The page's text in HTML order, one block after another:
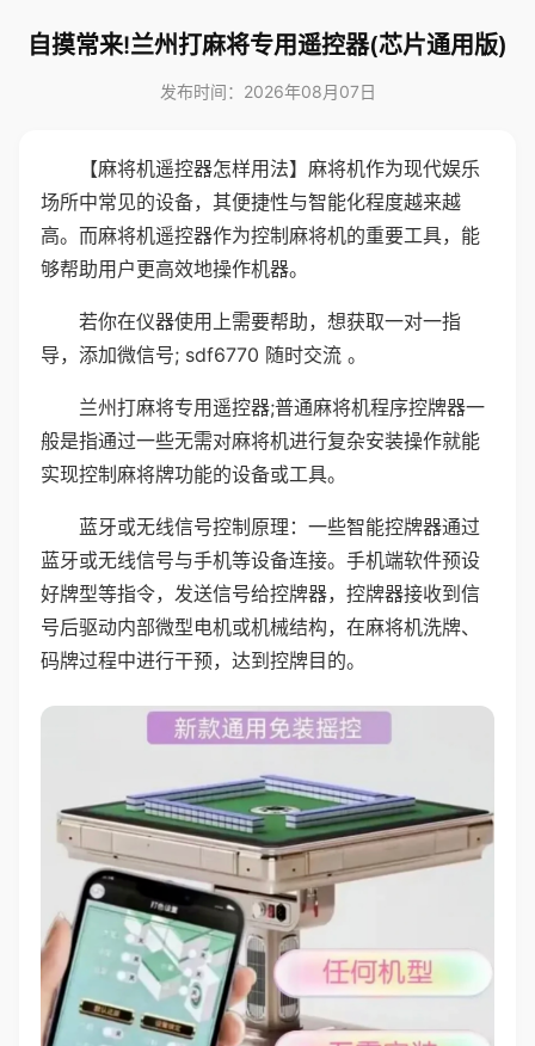
自摸常来!兰州打麻将专用遥控器(芯片通用版)
发布时间：2026年08月07日
【麻将机遥控器怎样用法】麻将机作为现代娱乐
场所中常见的设备，其便捷性与智能化程度越来越
高。而麻将机遥控器作为控制麻将机的重要工具，能
够帮助用户更高效地操作机器。
若你在仪器使用上需要帮助，想获取一对一指
导，添加微信号; sdf6770 随时交流 。
兰州打麻将专用遥控器;普通麻将机程序控牌器一
般是指通过一些无需对麻将机进行复杂安装操作就能
实现控制麻将牌功能的设备或工具。
蓝牙或无线信号控制原理：一些智能控牌器通过
蓝牙或无线信号与手机等设备连接。手机端软件预设
好牌型等指令，发送信号给控牌器，控牌器接收到信
号后驱动内部微型电机或机械结构，在麻将机洗牌、
码牌过程中进行干预，达到控牌目的。